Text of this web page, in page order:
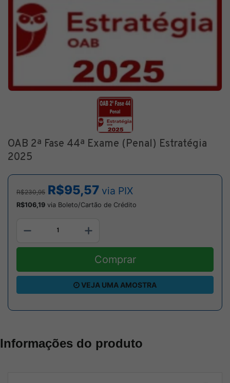
OAB 2ª Fase 44ª Exame (Penal) Estratégia
2025
R$230,95 R$95,57 via PIX
R$106,19 via Boleto/Cartão de Crédito
Comprar
VEJA UMA AMOSTRA
Informações do produto